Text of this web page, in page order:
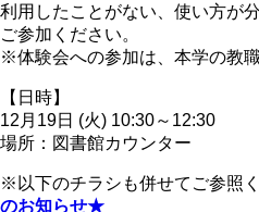
利用したことがない、使い方が
ご参加ください。
※体験会への参加は、本学の教
【日時】
12月19日 (火) 10:30～12:30
場所：図書館カウンター
※以下のチラシも併せてご参照く
のお知らせ★